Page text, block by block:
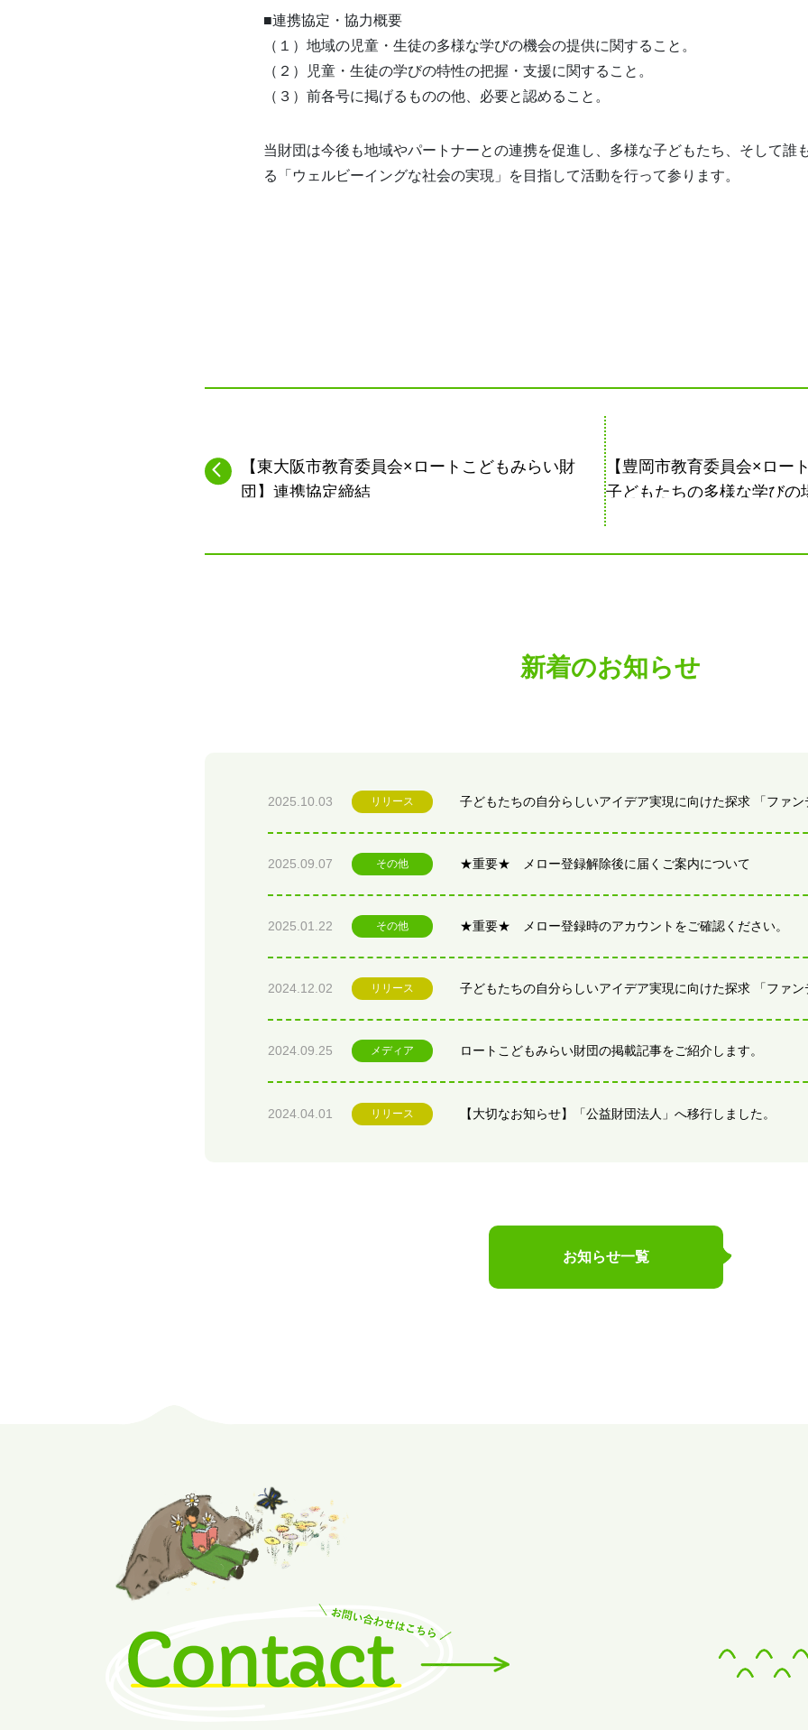
■連携協定・協力概要
（１）地域の児童・生徒の多様な学びの機会の提供に関すること。
（２）児童・生徒の学びの特性の把握・支援に関すること。
（３）前各号に掲げるものの他、必要と認めること。
当財団は今後も地域やパートナーとの連携を促進し、多様な子どもたち、そして誰
る「ウェルビーイングな社会の実現」を目指して活動を行って参ります。
【東大阪市教育委員会×ロートこどもみらい財
団】連携協定締結
【豊岡市教育委員会×ロー
子どもたちの多様な学びの
新着のお知らせ
2025.10.03 リリース
2025.09.07 その他 ★重要★ メロー登録解除後に届くご案内について
2025.01.22 その他 ★重要★ メロー登録時のアカウントをご確認ください。
2024.12.02 リリース
2024.09.25 メディア ロートこどもみらい財団の掲載記事をご紹介します。
2024.04.01 リリース 【大切なお知らせ】「公益財団法人」へ移行しました。
お知らせ一覧